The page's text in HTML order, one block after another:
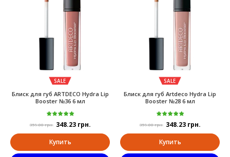
SALE
Блиск для губ ARTDECO Hydra Lip
Booster №36 6 мл
359.00 грн. 348.23 грн.
Купить
SALE
Блиск для губ Artdeco Hydra Lip
Booster №28 6 мл
359.00 грн. 348.23 грн.
Купить